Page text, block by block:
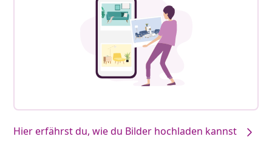
Hier erfährst du, wie du Bilder hochladen kannst